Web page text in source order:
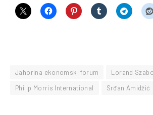
Jahorina ekonomski forum
Lorand Szabo
Philip Morris International
Srđan Amidžić